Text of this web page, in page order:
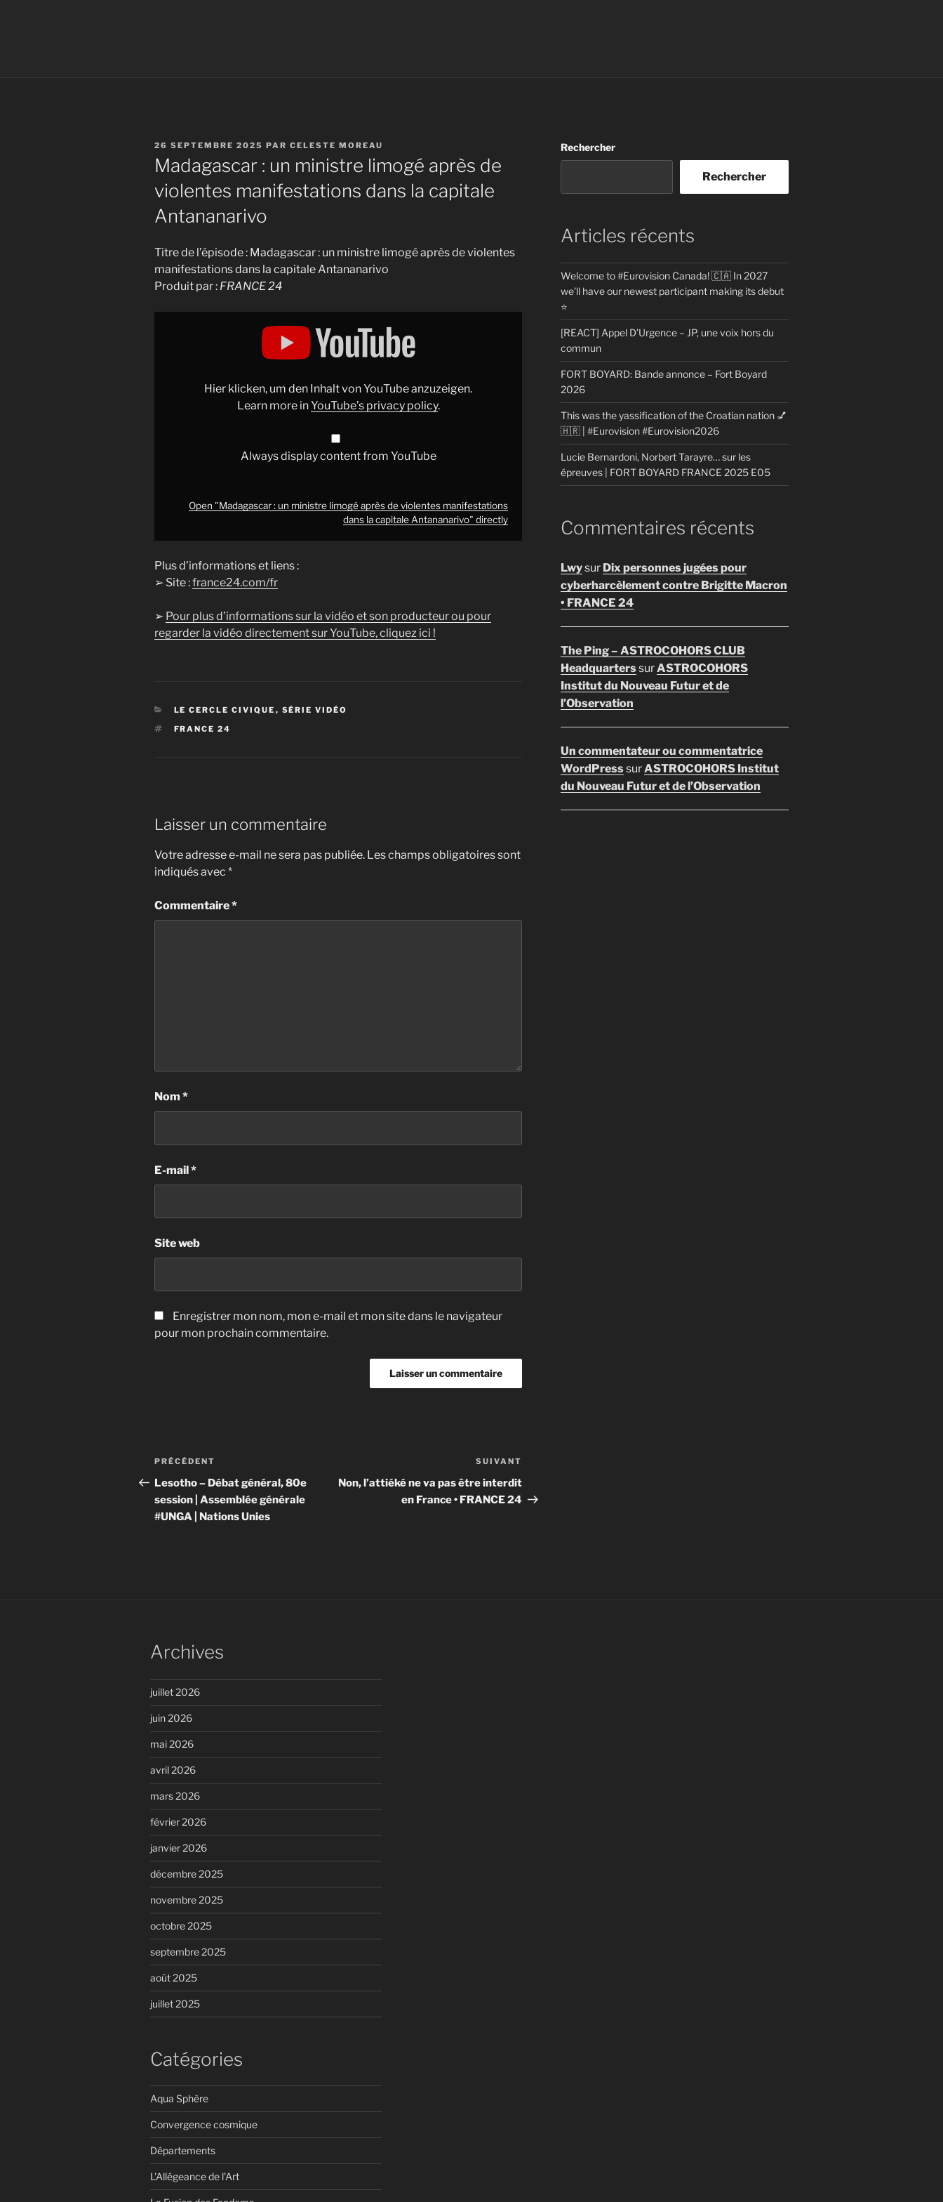
PUBLIÉ
LE
26 SEPTEMBRE 2025 PAR CELESTE MOREAU
Madagascar : un ministre limogé après de
violentes manifestations dans la capitale
Antananarivo
Titre de l’épisode : Madagascar : un ministre limogé après de violentes
manifestations dans la capitale Antananarivo
Produit par : FRANCE 24
capitale
from
Hier klicken, um den Inhalt von YouTube anzuzeigen.
Learn more inYouTube’s privacy policy.
Always display content from YouTube
Open "Madagascar : un ministre limogé après de violentes manifestations
dans la capitale Antananarivo" directly
Plus d’informations et liens :
➢ Site :france24.com/fr
➢ Pour plus d’informations sur la vidéo et son producteur ou pour
regarder la vidéo directement sur YouTube, cliquez ici !
CATÉGORIES
LE CERCLE CIVIQUE , SÉRIE VIDÉO
ÉTIQUETTES
FRANCE 24
Laisser un commentaire
Votre adresse e-mail ne sera pas publiée. Les champs obligatoires sont
indiqués avec *
Commentaire*
Nom *
E-mail*
Site web
Enregistrer mon nom, mon e-mail et mon site dans le navigateur
pour mon prochain commentaire.
Navigation
de
l’article
Article
précédent
PRÉCÉDENT
Lesotho – Débat général, 80e
session | Assemblée générale
#UNGA | Nations Unies
suivant
SUIVANT
Non, l’attiéké ne va pas être interdit
en France • FRANCE 24
Rechercher
Rechercher
Articles récents
Welcome to #Eurovision Canada! 🇨🇦 In 2027
we’ll have our newest participant making its debut
⭐
[REACT] Appel D’Urgence – JP, une voix hors du
commun
FORT BOYARD: Bande annonce – Fort Boyard
2026
This was the yassification of the Croatian nation 💅
🇭🇷 | #Eurovision #Eurovision2026
Lucie Bernardoni, Norbert Tarayre… sur les
épreuves | FORT BOYARD FRANCE 2025 E05
Commentaires récents
Lwysur Dix personnes jugées pour
cyberharcèlement contre Brigitte Macron
• FRANCE 24
The Ping – ASTROCOHORS CLUB
HeadquarterssurASTROCOHORS
Institut du Nouveau Futur et de
l’Observation
Un commentateur ou commentatrice
WordPresssurASTROCOHORS Institut
du Nouveau Futur et de l’Observation
Archives
juillet 2026
juin 2026
mai 2026
avril 2026
mars 2026
février 2026
janvier 2026
décembre 2025
novembre 2025
octobre 2025
septembre 2025
août 2025
juillet 2025
Catégories
Aqua Sphère
Convergence cosmique
Départements
L'Allégeance de l'Art